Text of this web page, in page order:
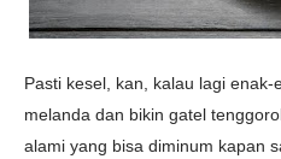
Pasti kesel, kan, kalau lagi
melanda dan bikin gatel
alami yang bisa diminum kapan